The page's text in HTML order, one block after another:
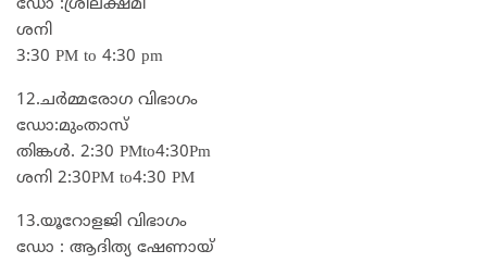
ഡോ :ശ്രീലക്ഷ്മി
ശനി
3:30 PM to 4:30 pm
12.ചർമ്മരോഗ വിഭാഗം
ഡോ:മുംതാസ്
തിങ്കൾ. 2:30 PMto4:30Pm
ശനി 2:30PM to4:30 PM
13.യൂറോളജി വിഭാഗം
ഡോ : ആദിത്യ ഷേണായ്